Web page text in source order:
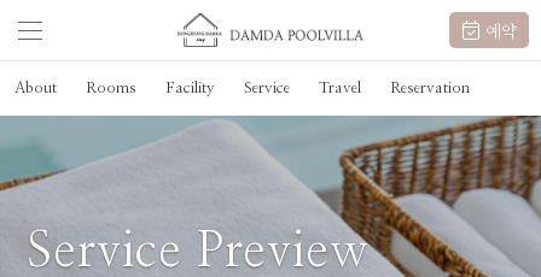
예약
About Rooms Facility Service Travel Reservation
Service Preview